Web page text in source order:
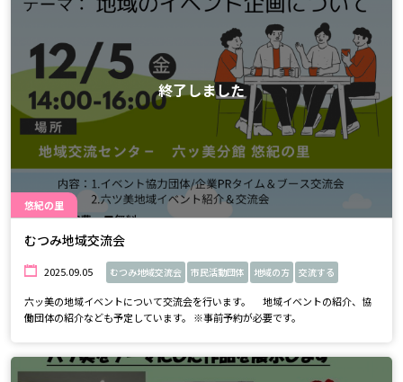
悠紀の里
終了しました
むつみ地域交流会
2025.09.05 むつみ地域交流会 市民活動団体 地域の方 交流する
六ッ美の地域イベントについて交流会を行います。 地域イベントの紹介、協
働団体の紹介なども予定しています。 ※事前予約が必要です。